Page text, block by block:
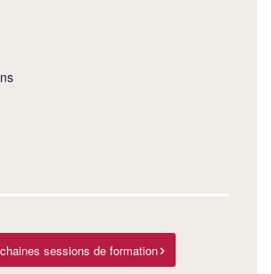
sessions de formation